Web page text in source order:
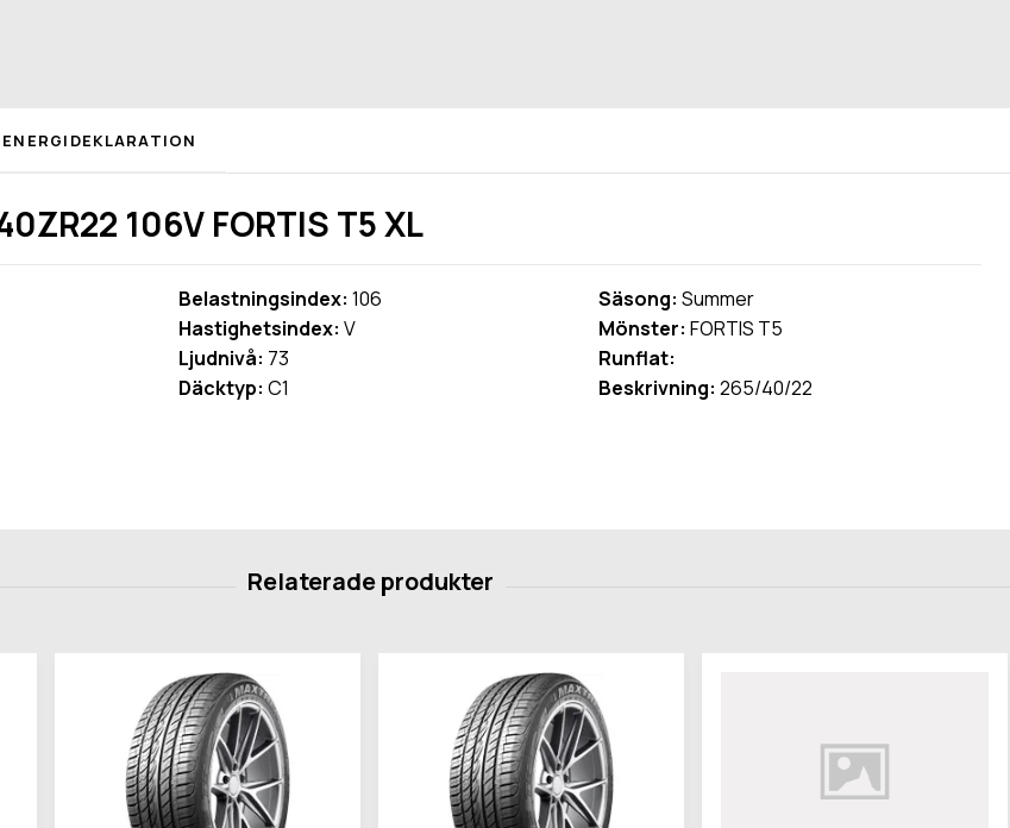
ENERGIDEKLARATION
106V FORTIS T5 XL
Belastningsindex: 106
Hastighetsindex: V
Ljudnivå: 73
Däcktyp: C1
Säsong: Summer
Mönster: FORTIS T5
Runflat:
Beskrivning: 265/40/22